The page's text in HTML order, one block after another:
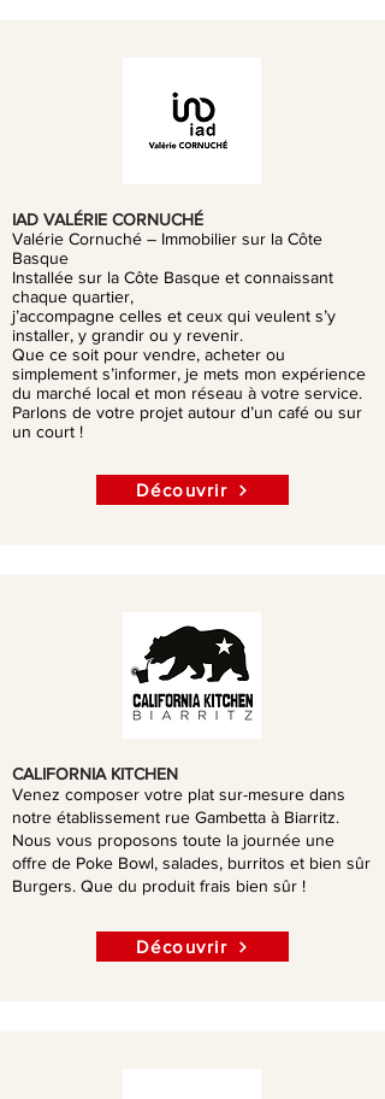
IAD VALÉRIE CORNUCHÉ
Valérie Cornuché – Immobilier sur la Côte
Basque
Installée sur la Côte Basque et connaissant
chaque quartier,
j’accompagne celles et ceux qui veulent s’y
installer, y grandir ou y revenir.
Que ce soit pour vendre, acheter ou
simplement s’informer, je mets mon expérience
du marché local et mon réseau à votre service.
Parlons de votre projet autour d’un café ou sur
un court !
Découvrir
CALIFORNIA KITCHEN
Venez composer votre plat sur-mesure dans
notre établissement rue Gambetta à Biarritz.
Nous vous proposons toute la journée une
offre de Poke Bowl, salades, burritos et bien sûr
Burgers. Que du produit frais bien sûr !
Découvrir